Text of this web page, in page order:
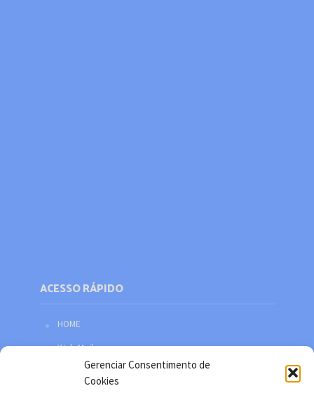
Gerenciar Consentimento de
Cookies
ACESSO RÁPIDO
HOME
Web Mail
Política de privacidade